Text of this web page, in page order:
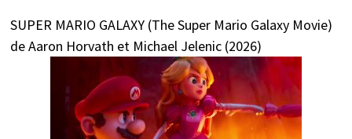
SUPER MARIO GALAXY (The Super Mario Galaxy Movie)
de Aaron Horvath et Michael Jelenic (2026)